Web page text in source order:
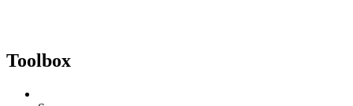
Toolbox